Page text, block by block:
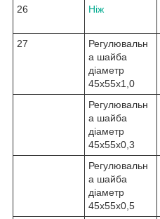
26 Ніж
27
Регулювальн
а шайба
діаметр
45x55x1,0
Регулювальн
а шайба
діаметр
45x55x0,3
Регулювальн
а шайба
діаметр
45x55x0,5